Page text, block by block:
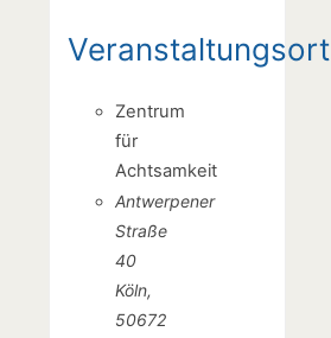
Veranstaltungsort
Zentrum
für
Achtsamkeit
Antwerpener
Straße
40
Köln,
50672